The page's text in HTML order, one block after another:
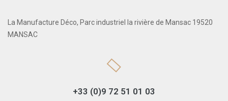
La Manufacture Déco, Parc industriel la rivière de Mansac 19520
MANSAC
+33 (0)9 72 51 01 03